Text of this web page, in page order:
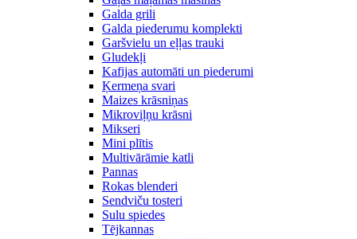
Galda grili
Galda piederumu komplekti
Garšvielu un eļļas trauki
Gludekļi
Kafijas automāti un piederumi
Ķermeņa svari
Maizes krāsniņas
Mikroviļņu krāsni
Mikseri
Mini plītis
Multivārāmie katli
Pannas
Rokas blenderi
Sendviču tosteri
Sulu spiedes
Tējkannas